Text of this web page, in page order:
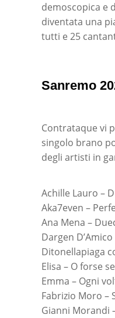
demoscopica e
diventata una
tutti e 25
Sanremo
Contrataque vi
singolo brano
degli artisti in
Achille Lauro –
Aka7even –
Ana Mena –
Dargen
Ditonellapiaga
Elisa – O forse
Emma – Ogni
Fabrizio Moro –
Gianni Morandi